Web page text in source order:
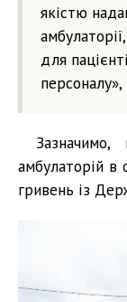
якістю
для
амбулаторій в
гривень із